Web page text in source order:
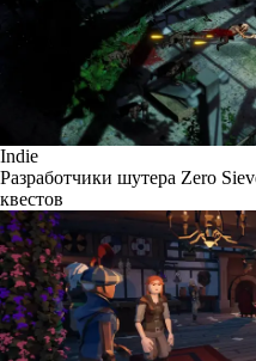
Indie
Разработчики шутера Zero
квестов